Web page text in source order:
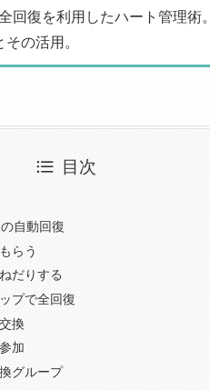
回復を利用したハート管理術。
の活用。
目次
自動回復
らう
だりする
プで全回復
換
加
グループ